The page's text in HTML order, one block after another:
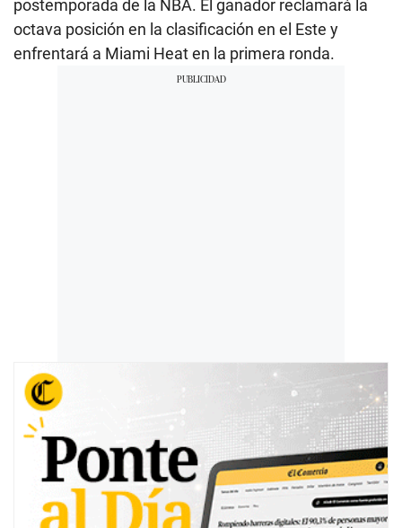
postemporada de la NBA. El ganador reclamará la
octava posición en la clasificación en el Este y
enfrentará a Miami Heat en la primera ronda.